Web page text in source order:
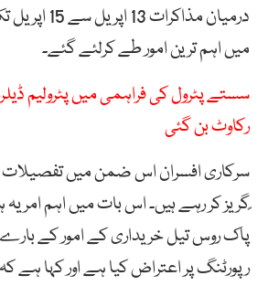
درمیان
میں اہم ترین امور طے کرلئے گئے۔
سستے پٹرول کی فراہمی میں پٹرولیم
رکاوٹ بن گئی
سرکاری افسران اس ضمن میں تفصیلات
ًگریز کر رہے ہیں۔ اس بات میں اہم امر
پاک روس تیل خریداری کے امور کے
رپورٹنگ پر اعتراض کیا ہے اور کہا ہے